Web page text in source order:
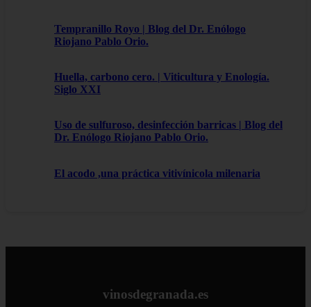
Tempranillo Royo | Blog del Dr. Enólogo
Riojano Pablo Orio.
Huella, carbono cero. | Viticultura y Enología.
Siglo XXI
Uso de sulfuroso, desinfección barricas | Blog del
Dr. Enólogo Riojano Pablo Orio.
El acodo ,una práctica vitivínicola milenaria
vinosdegranada.es